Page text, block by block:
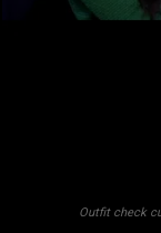
Outfit check